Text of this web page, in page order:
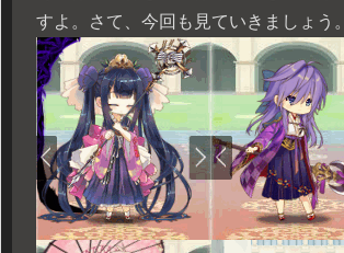
すよ。さて、今回も見ていきましょう。